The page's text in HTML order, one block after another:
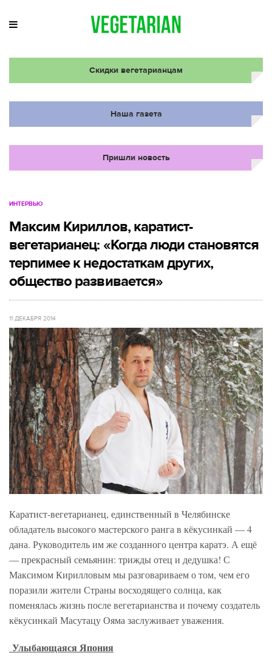
Скидки вегетарианцам
Наша газета
Пришли новость
ИНТЕРВЬЮ
Максим Кириллов, каратист-
вегетарианец: «Когда люди становятся
терпимее к недостаткам других,
общество развивается»
11 ДЕКАБРЯ 2014
Каратист-вегетарианец, единственный в Челябинске
обладатель высокого мастерского ранга в кёкусинкай — 4
дана. Руководитель им же созданного центра каратэ. А ещё
— прекрасный семьянин: трижды отец и дедушка! С
Максимом Кирилловым мы разговариваем о том, чем его
поразили жители Страны восходящего солнца, как
поменялась жизнь после вегетарианства и почему создатель
кёкусинкай Масутацу Ояма заслуживает уважения.
Улыбающаяся Япония